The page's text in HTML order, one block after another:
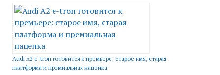
Audi A2 e-tron готовится к премьере: старое имя, старая
платформа и премиальная наценка